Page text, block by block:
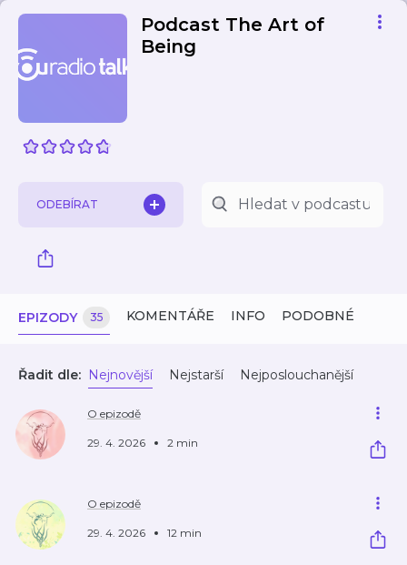
Podcast The Art of
Being
ODEBÍRAT
EPIZODY 35 KOMENTÁŘE INFO PODOBNÉ
Řadit dle: Nejnovější Nejstarší Nejposlouchanější
O epizodě
29. 4. 2026 2 min
O epizodě
29. 4. 2026 12 min